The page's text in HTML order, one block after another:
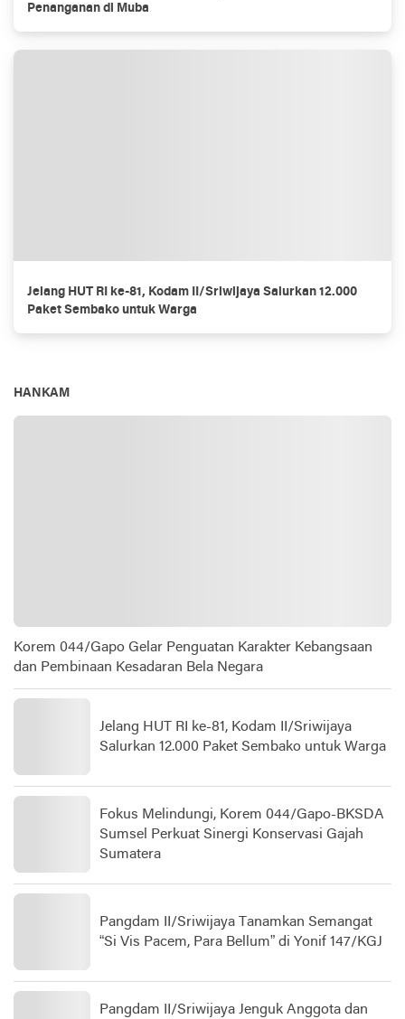
Penanganan di Muba
Jelang HUT RI ke-81, Kodam II/Sriwijaya Salurkan 12.000
Paket Sembako untuk Warga
HANKAM
Korem 044/Gapo Gelar Penguatan Karakter Kebangsaan
dan Pembinaan Kesadaran Bela Negara
Jelang HUT RI ke-81, Kodam II/Sriwijaya
Salurkan 12.000 Paket Sembako untuk Warga
Fokus Melindungi, Korem 044/Gapo-BKSDA
Sumsel Perkuat Sinergi Konservasi Gajah
Sumatera
Pangdam II/Sriwijaya Tanamkan Semangat
“Si Vis Pacem, Para Bellum” di Yonif 147/KGJ
Pangdam II/Sriwijaya Jenguk Anggota dan